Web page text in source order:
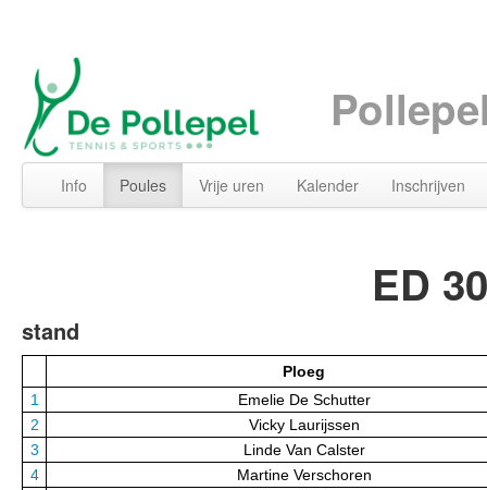
Info Poules Vrije uren Kalender Inschrijven
ED
stand
Ploeg
1
Emelie De Schutter
2
Vicky Laurijssen
3
Linde Van Calster
4
Martine Verschoren